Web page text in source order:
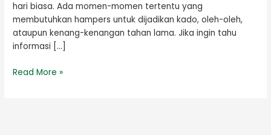
hari biasa. Ada momen-momen tertentu yang
membutuhkan hampers untuk dijadikan kado, oleh-oleh,
ataupun kenang-kenangan tahan lama. Jika ingin tahu
informasi […]
Read More »